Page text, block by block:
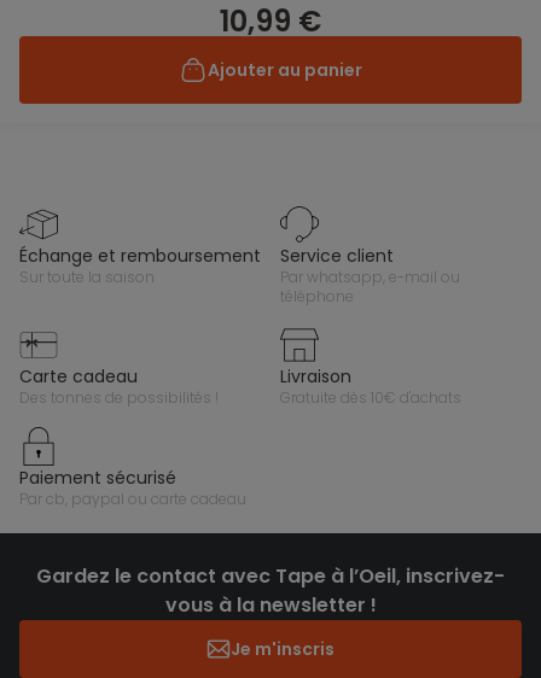
10,99 €
Ajouter au panier
échange et remboursement
sur toute la saison
service client
par whatsapp, e-mail ou
téléphone
carte cadeau
des tonnes de possibilités !
livraison
gratuite dès 10€ d'achats
paiement sécurisé
par cb, paypal ou carte cadeau
Gardez le contact avec Tape à l’Oeil, inscrivez-
vous à la newsletter !
Je m'inscris